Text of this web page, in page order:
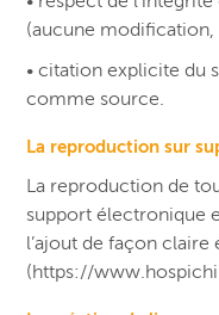
(aucune modification,
• citation explicite du
comme source.
La reproduction sur
La reproduction de
support électronique
l’ajout de façon claire
(https://